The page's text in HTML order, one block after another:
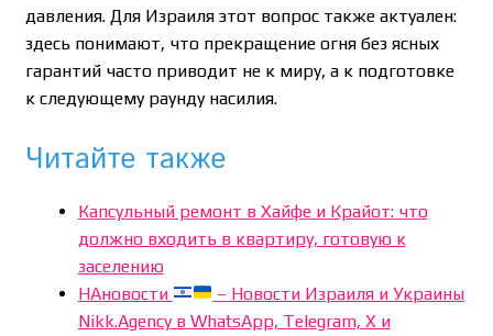
давления. Для Израиля этот вопрос также актуален:
здесь понимают, что прекращение огня без ясных
гарантий часто приводит не к миру, а к подготовке
к следующему раунду насилия.
Читайте также
Капсульный ремонт в Хайфе и Крайот: что
должно входить в квартиру, готовую к
заселению
НАновости
– Новости Израиля и Украины
Nikk.Agency в WhatsApp, Telegram, X и